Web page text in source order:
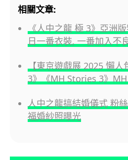
相關文章:
《人中之龍 極 3》亞洲
日一番衣裝, 一番加入不
【東京遊戲展 2025 懶
3》《MH Stories 3》
人中之龍搞結婚儀式 粉
福婚紗照曝光